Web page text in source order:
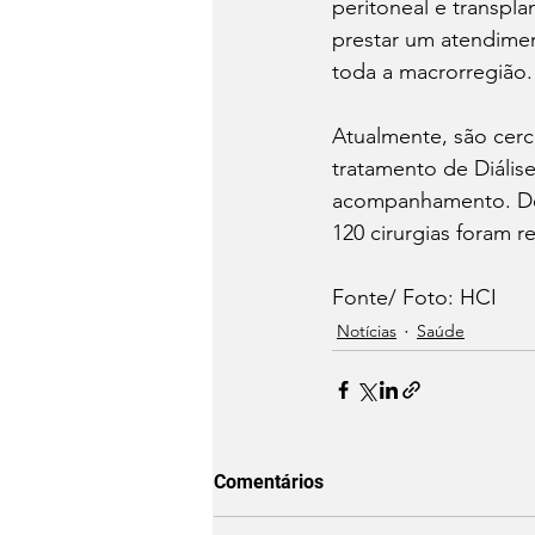
peritoneal e
prestar um
toda a macrorregião.
Atualmente, são
tratamento de
acompanhamento.
120 cirurgias foram
Fonte/ Foto: HCI
Notícias Saúde
Comentários